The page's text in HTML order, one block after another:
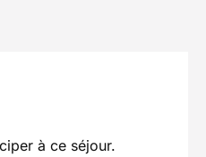
à ce séjour.